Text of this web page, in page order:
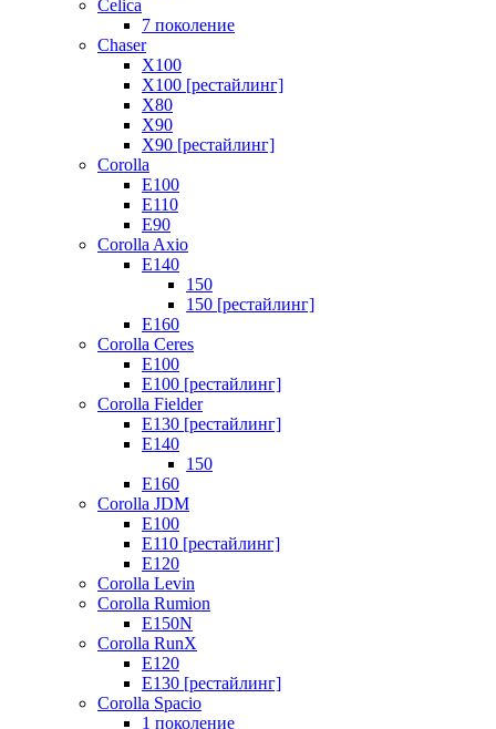
Celica
7 поколение
Chaser
X100
X100 [рестайлинг]
X80
X90
X90 [рестайлинг]
Corolla
E100
E110
E90
Corolla Axio
E140
150
150 [рестайлинг]
E160
Corolla Ceres
E100
E100 [рестайлинг]
Corolla Fielder
E130 [рестайлинг]
E140
150
E160
Corolla JDM
E100
E110 [рестайлинг]
E120
Corolla Levin
Corolla Rumion
E150N
Corolla RunX
E120
E130 [рестайлинг]
Corolla Spacio
1 поколение